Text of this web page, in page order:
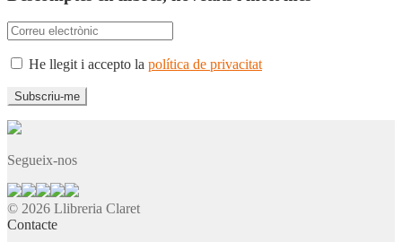
He llegit i accepto la política de privacitat
Segueix-nos
© 2026 Llibreria Claret
Contacte